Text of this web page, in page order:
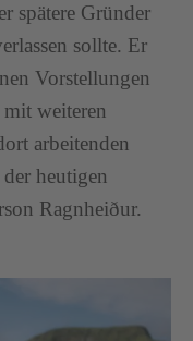
spätere Gründer
sollte. Er
Vorstellungen
mit weiteren
arbeitenden
heutigen
Ragnheiður.